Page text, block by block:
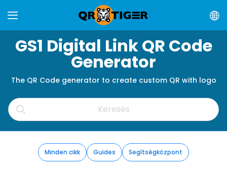
GS1 Digital Link QR Code
Generator
The QR Code generator to create custom QR with logo
Minden cikk Guides Segítségközpont